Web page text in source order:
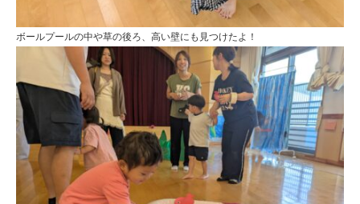
ボールプールの中や草の後ろ、高い壁にも見つけたよ！